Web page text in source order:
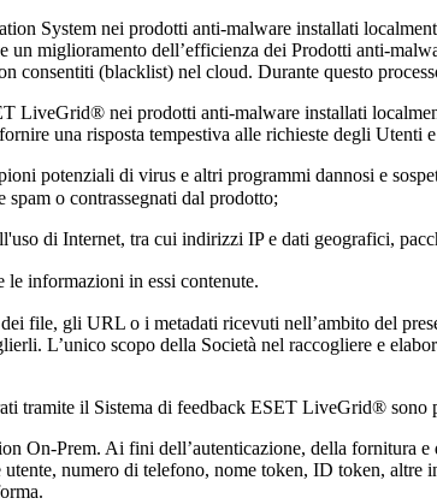
System nei prodotti anti-malware installati
miglioramento dell’efficienza dei Prodotti anti-
consentiti (blacklist) nel cloud. Durante questo
LiveGrid® nei prodotti anti-malware installati
una risposta tempestiva alle richieste degli
potenziali di virus e altri programmi dannosi e
o contrassegnati dal prodotto;
di Internet, tra cui indirizzi IP e dati geografici,
le informazioni in essi contenute.
file, gli URL o i metadati ricevuti nell’ambito del
L’unico scopo della Società nel raccogliere e
tramite il Sistema di feedback ESET LiveGrid® sono
On-Prem. Ai fini dell’autenticazione, della fornitura
numero di telefono, nome token, ID token,